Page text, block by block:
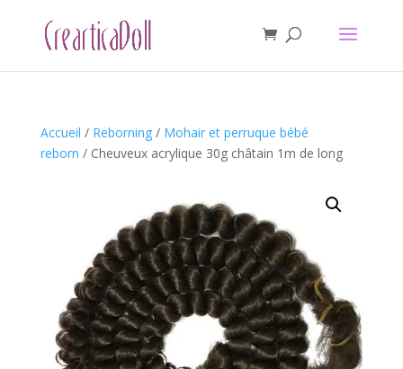
Accueil / Reborning/ Mohair et perruque bébé
reborn / Cheuveux acrylique 30g châtain 1m de long